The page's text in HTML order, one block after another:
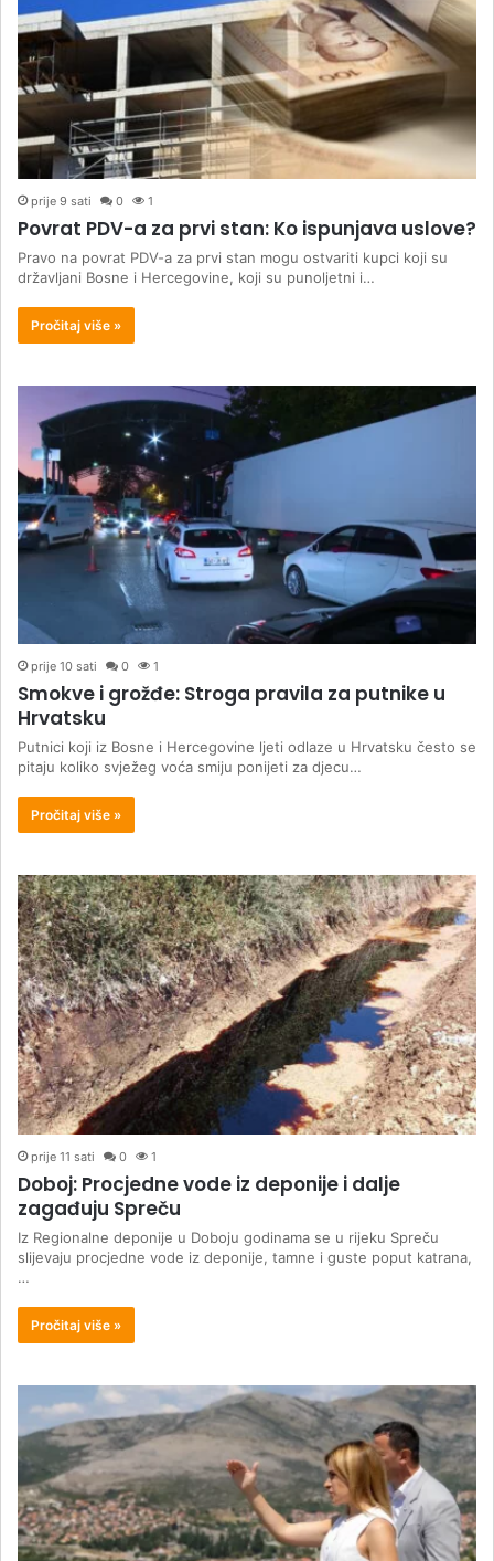
prije 9 sati 0 1
Povrat PDV-a za prvi stan: Ko ispunjava uslove?
Pravo na povrat PDV-a za prvi stan mogu ostvariti kupci koji su
državljani Bosne i Hercegovine, koji su punoljetni i…
Pročitaj više »
prije 10 sati 0 1
Smokve i grožđe: Stroga pravila za putnike u
Hrvatsku
Putnici koji iz Bosne i Hercegovine ljeti odlaze u Hrvatsku često se
pitaju koliko svježeg voća smiju ponijeti za djecu…
Pročitaj više »
prije 11 sati 0 1
Doboj: Procjedne vode iz deponije i dalje
zagađuju Spreču
Iz Regionalne deponije u Doboju godinama se u rijeku Spreču
slijevaju procjedne vode iz deponije, tamne i guste poput katrana,
…
Pročitaj više »